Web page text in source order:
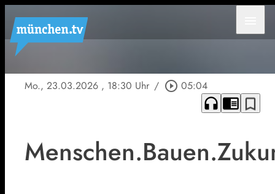
Mo., 23.03.2026 , 18:30 Uhr / play_circle_outline 05:04
headphones chrome_reader_mode bookmark_border